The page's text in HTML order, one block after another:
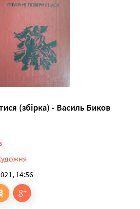
(збірка) - Василь Биков
14:56